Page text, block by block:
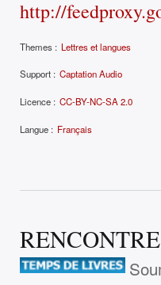
http://
Themes : Lettres et langues
Support : Captation Audio
Licence : CC-BY-NC-SA 2.0
Langue : Français